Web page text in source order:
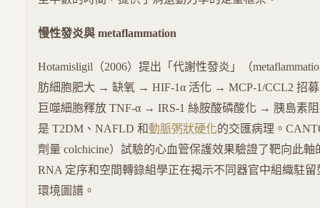
慢性發炎與 metaflammation
Hotamisligil（2006）提出「代謝性發炎」（
肪細胞肥大 → 缺氧 → HIF-1α 活化 → MCP-1/CCL2 招
巨噬細胞釋放 TNF-α → IRS-1 絲胺酸磷酸化 → 胰島素
是 T2DM、NAFLD 和動脈粥狀硬化的交匯病理。
劑量 colchicine）試驗的心血管保護效果驗證了靶向此
RNA 定序和空間轉錄組學正在揭示不同器官中組織駐
環境圖譜。